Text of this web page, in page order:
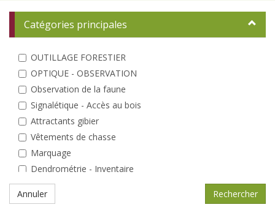
Catégories principales
OUTILLAGE FORESTIER
OPTIQUE - OBSERVATION
Observation de la faune
Signalétique - Accès au bois
Attractants gibier
Vêtements de chasse
Marquage
Dendrométrie - Inventaire
Elagage - Taille
Coin du bûcheron
Annuler